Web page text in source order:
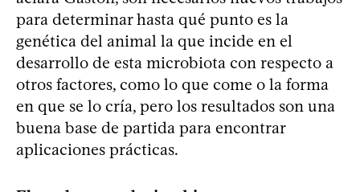
para determinar hasta qué punto es la
genética del animal la que incide en el
desarrollo de esta microbiota con respecto a
otros factores, como lo que come o la forma
en que se lo cría, pero los resultados son una
buena base de partida para encontrar
aplicaciones prácticas.